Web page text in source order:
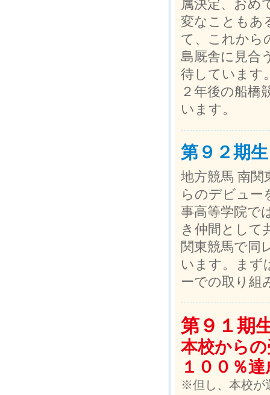
属決定、おめ
変なこともあ
て、これから
島厩舎に見合
待しています
２年後の船橋
います。
第９２期生
地方競馬 南関
らのデビュー
事高等学院で
き仲間として
関東競馬で同
います。まず
ーでの取り組
第９１期
本校から
１００％達
※但し、本校が